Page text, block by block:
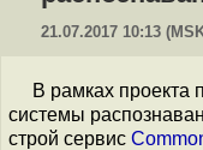
21.07.2017 10:13
В рамках проекта
системы
строй сервис